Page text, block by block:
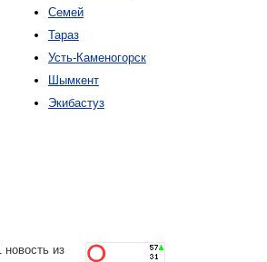
Семей
Тараз
Усть-Каменогорск
Шымкент
Экибастуз
новость из